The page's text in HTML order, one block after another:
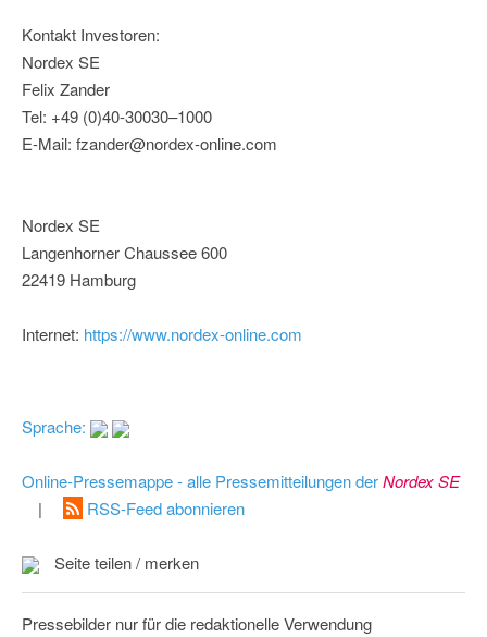
Kontakt Investoren:
Nordex SE
Felix Zander
Tel: +49 (0)40-30030–1000
E-Mail: fzander@nordex-online.com
Nordex SE
Langenhorner Chaussee 600
22419 Hamburg
Internet: https://www.nordex-online.com
Sprache:
Online-Pressemappe - alle Pressemitteilungen derNordex SE
|
RSS-Feed abonnieren
Seite teilen / merken
Pressebilder nur für die redaktionelle Verwendung